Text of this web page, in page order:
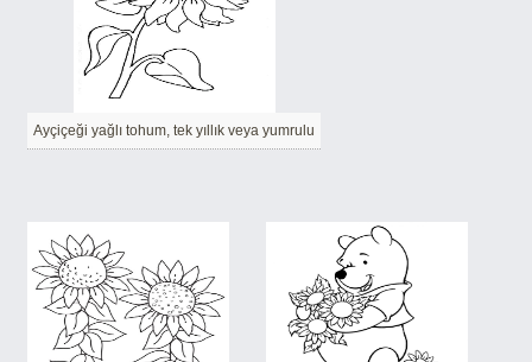
Ayçiçeği yağlı tohum, tek yıllık veya yumrulu